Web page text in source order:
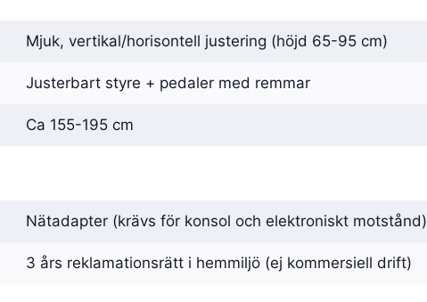
Mjuk, vertikal/horisontell justering (höjd 65-95 cm)
Justerbart styre + pedaler med remmar
Ca 155-195 cm
Nätadapter (krävs för konsol och elektroniskt motstånd)
3 års reklamationsrätt i hemmiljö (ej kommersiell drift)